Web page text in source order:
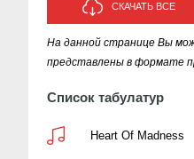
СКАЧАТЬ ВСЕ
На данной странице Вы
представлены в формате
Список табулатур
Heart Of Madness